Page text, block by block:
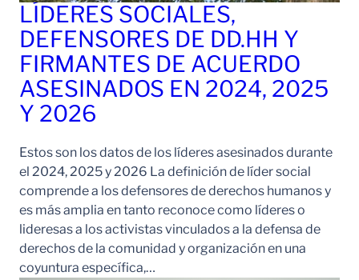
LÍDERES SOCIALES,
DEFENSORES DE DD.HH Y
FIRMANTES DE ACUERDO
ASESINADOS EN 2024, 2025
Y 2026
Estos son los datos de los líderes asesinados durante
el 2024, 2025 y 2026 La definición de líder social
comprende a los defensores de derechos humanos y
es más amplia en tanto reconoce como líderes o
lideresas a los activistas vinculados a la defensa de
derechos de la comunidad y organización en una
coyuntura específica,…